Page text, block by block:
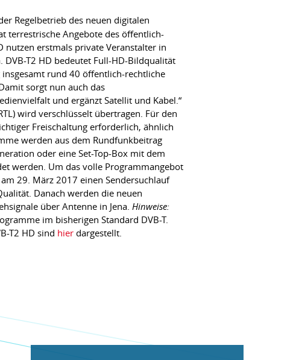
Regelbetrieb des neuen digitalen
terrestrische Angebote des öffentlich-
nutzen erstmals private Veranstalter in
T2 HD bedeutet Full-HD-Bildqualität
rund 40 öffentlich-rechtliche
sorgt nun auch das
und ergänzt Satellit und Kabel.“
wird verschlüsselt übertragen. Für den
Freischaltung erforderlich, ähnlich
werden aus dem Rundfunkbeitrag
oder eine Set-Top-Box mit dem
werden. Um das volle Programmangebot
29. März 2017 einen Sendersuchlauf
Danach werden die neuen
über Antenne in Jena. Hinweise:
im bisherigen Standard DVB-T.
T2 HD sind hier dargestellt.